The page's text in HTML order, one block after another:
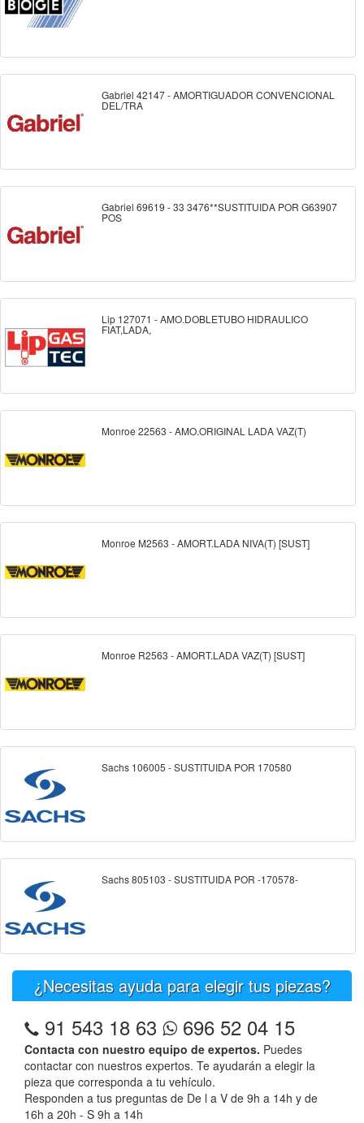
Gabriel 42147 - AMORTIGUADOR CONVENCIONAL
DEL/TRA
Gabriel 69619 - 33 3476**SUSTITUIDA POR G63907
POS
Lip 127071 - AMO.DOBLETUBO HIDRAULICO
FIAT,LADA,
Monroe 22563 - AMO.ORIGINAL LADA VAZ(T)
Monroe M2563 - AMORT.LADA NIVA(T) [SUST]
Monroe R2563 - AMORT.LADA VAZ(T) [SUST]
Sachs 106005 - SUSTITUIDA POR 170580
Sachs 805103 - SUSTITUIDA POR -170578-
¿Necesitas ayuda para elegir tus piezas?
91 543 18 63 696 52 04 15
Contacta con nuestro equipo de expertos. Puedes
contactar con nuestros expertos. Te ayudarán a elegir la
pieza que corresponda a tu vehículo.
Responden a tus preguntas de De l a V de 9h a 14h y de
16h a 20h - S 9h a 14h